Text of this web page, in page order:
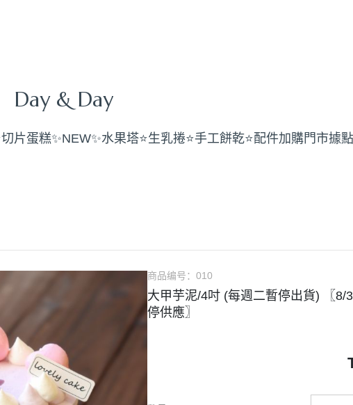
Day & Day
切片蛋糕✨NEW✨水果塔⭐️生乳捲⭐️手工餅乾⭐️配件加購門市據點
商品编号：010
大甲芋泥/4吋 (每週二暫停出貨) 〖8/
停供應〗